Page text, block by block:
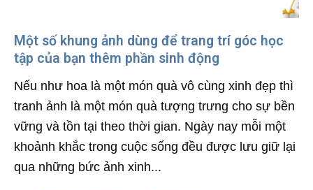
Một số khung ảnh dùng để trang trí góc học
tập của bạn thêm phần sinh động
Nếu như hoa là một món quà vô cùng xinh đẹp thì
tranh ảnh là một món quà tượng trưng cho sự bền
vững và tồn tại theo thời gian. Ngày nay mỗi một
khoảnh khắc trong cuộc sống đều được lưu giữ lại
qua những bức ảnh xinh...